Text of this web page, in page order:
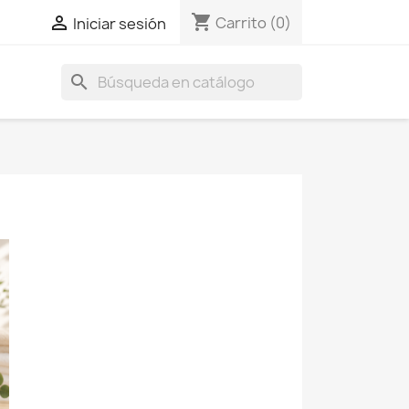
 Iniciar sesión shopping_cart Carrito (0)
search